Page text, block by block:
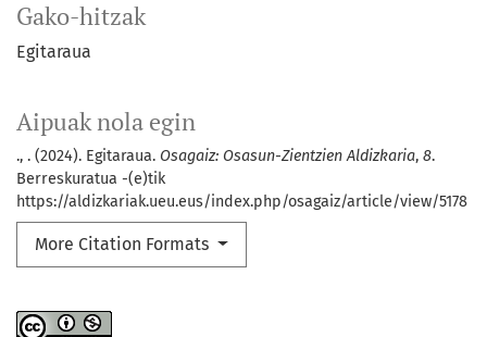
Gako-hitzak
Egitaraua
Aipuak nola egin
., . (2024). Egitaraua. Osagaiz: Osasun-Zientzien Aldizkaria, 8.
Berreskuratua -(e)tik
https://aldizkariak.ueu.eus/index.php/osagaiz/article/view/5178
More Citation Formats